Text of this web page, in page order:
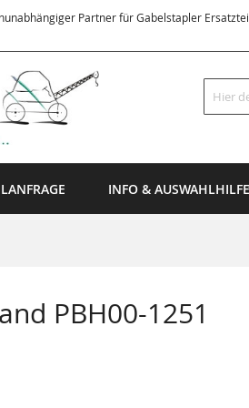
Partner für Gabelstapler
Suche
INFO & AUSWAHLHILFE
PBH00-1251